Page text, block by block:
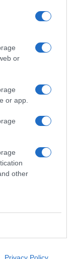
or
or app.
other
Privacy Policy
Αφγανό